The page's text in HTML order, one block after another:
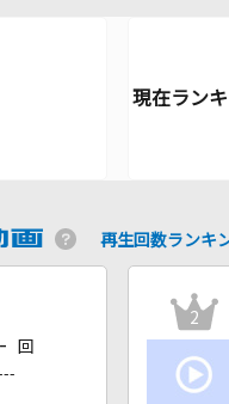
再生回数ランキ
回
2